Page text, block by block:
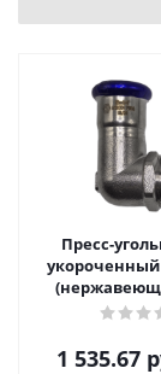
Пресс-
укороченный
1 535.67